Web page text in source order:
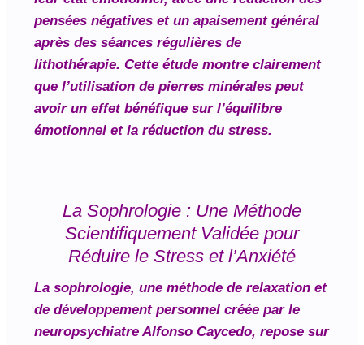
pensées négatives et un apaisement général
après des séances régulières de
lithothérapie. Cette étude montre clairement
que l’utilisation de pierres minérales peut
avoir un effet bénéfique sur l’équilibre
émotionnel et la réduction du stress.
La Sophrologie : Une Méthode
Scientifiquement Validée pour
Réduire le Stress et l’Anxiété
La sophrologie, une méthode de relaxation et
de développement personnel créée par le
neuropsychiatre Alfonso Caycedo, repose sur